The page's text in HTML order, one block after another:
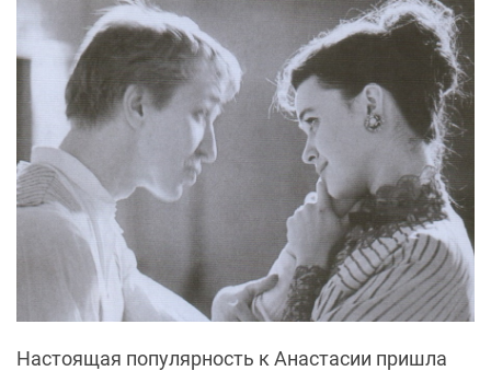
Настоящая популярность к Анастасии пришла